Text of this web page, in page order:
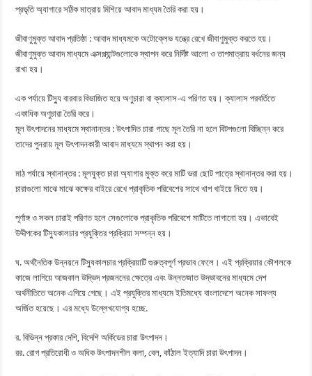
প্রভৃতি অ্যাগারে সঠিক মাত্রায় মিশিয়ে আবাদ মাধ্যম তৈরি করা হয়।
জীবাণুমুক্ত আবাদ প্রতিষ্ঠা : আবাদ মাধ্যমকে অটোক্লেভ যন্ত্রে রেখে জীবাণুমুক্ত করতে হয়।
জীবাণুমুক্ত আবাদ মাধ্যমে এক্সপ্ল্যান্টগুলোকে স্থাপন করে নির্দিষ্ট আলো ও তাপমাত্রায় বর্ধনের জন্য
রাখা হয়।
এক পর্যায়ে টিস্যু বারবার বিভাজিত হয়ে অণুচারা বা ক্যালাস-এ পরিণত হয়। ক্যালাস পরবর্তিতে
একাধিক অণুচারা তৈরি করে।
মূল উৎপাদনের মাধ্যমে স্থানান্তর : উৎপাদিত চারা গাছে মূল তৈরি না হলে বিটপগুলো বিচ্ছিন্ন করে
তাদের পুনরায় মূল উৎপাদনকারী আবাদ মাধ্যমে স্থাপন করা হয়।
মাঠ পর্যায়ে স্থানান্তর : মূলযুক্ত চারা অ্যাগার মুক্ত করে মাটি ভরা ছোট পাত্রে স্থানান্তর করা হয়।
চারাগুলো মাঝে মাঝে কক্ষের বাইরে রেখে প্রাকৃতিক পরিবেশের সাথে খাপ খাইয়ে নিতে হয়।
পূর্ণাঙ্গ ও সকল চারাই পরিণত হলে সেগুলোকে প্রাকৃতিক পরিবেশে মাটিতে লাগানো হয়। এভাবেই
উদ্দীপকের টিস্যুকালচার প্রযুক্তির প্রক্রিয়া সম্পন্ন হয়।
ঘ. অর্থনৈতিক উন্নয়নে টিস্যুকালচার প্রক্রিয়াটি গুরুত্বপূর্ণ প্রভাব ফেলে। এই প্রক্রিয়ার কৌশলকে
কাজে লাগিয়ে আজকাল উদ্ভিদ প্রজননের ক্ষেত্রে এবং উন্নতজাত উদ্ভাবনের মাধ্যমে দেশ
অর্থনীতিতে অনেক এগিয়ে গেছে। এই প্রযুক্তির মাধ্যমে ইতিমধ্যে বাংলাদেশে অনেক সাফল্য
অর্জিত হয়েছে। এর মধ্যে উল্লেখযোগ্য হচ্ছে.
র. বিভিন্ন প্রকার দেশি, বিদেশি অর্কিডের চারা উৎপাদন।
রর. রোগ প্রতিরোধী ও অধিক উৎপাদনশীল কলা, বেল, কাঁঠাল ইত্যাদি চারা উৎপাদন।